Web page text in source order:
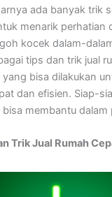
ada banyak trik
menarik perhatian
kocek dalam-
tips dan trik jual
bisa dilakukan
dan efisien. Siap-
membantu dalam
Trik Jual Rumah